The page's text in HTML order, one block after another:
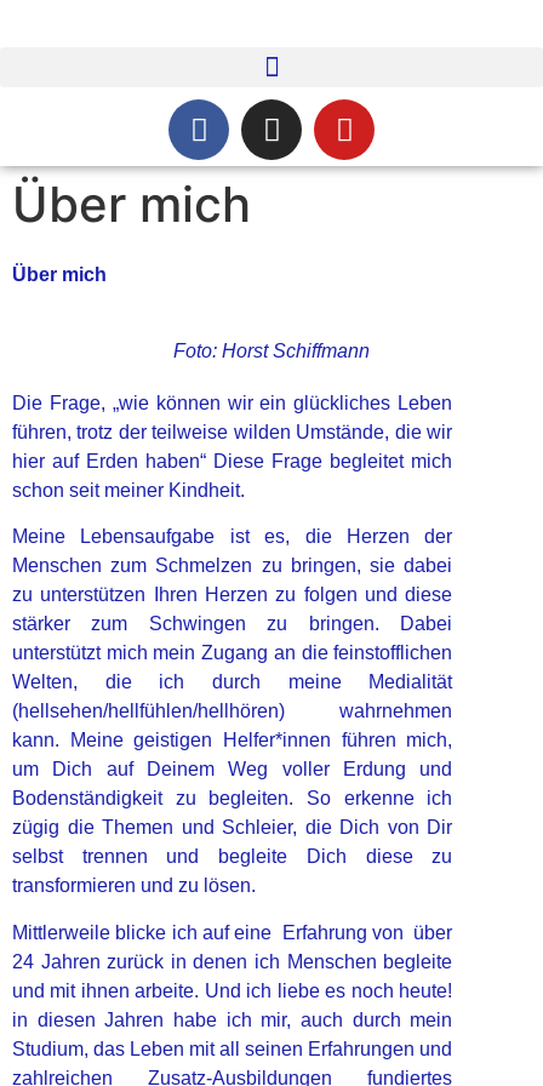
Über mich
Über mich
Foto: Horst Schiffmann
Die Frage, „wie können wir ein glückliches Leben
führen, trotz der teilweise wilden Umstände, die wir
hier auf Erden haben“ Diese Frage begleitet mich
schon seit meiner Kindheit.
Meine Lebensaufgabe ist es, die Herzen der
Menschen zum Schmelzen zu bringen, sie dabei
zu unterstützen Ihren Herzen zu folgen und diese
stärker zum Schwingen zu bringen.
Dabei
unterstützt mich mein Zugang an die feinstofflichen
Welten, die ich durch meine Medialität
(hellsehen/hellfühlen/hellhören) wahrnehmen
kann. Meine geistigen Helfer*innen führen mich,
um Dich auf Deinem Weg voller Erdung und
Bodenständigkeit zu begleiten. So erkenne ich
zügig die Themen und Schleier, die Dich von Dir
selbst trennen und begleite Dich diese zu
transformieren und zu lösen.
Mittlerweile blicke ich auf eine Erfahrung von über
24 Jahren zurück in denen ich Menschen begleite
und mit ihnen arbeite. Und ich liebe es noch heute!
in diesen Jahren habe ich mir, auch durch mein
Studium, das Leben mit all seinen Erfahrungen und
zahlreichen Zusatz-Ausbildungen fundiertes